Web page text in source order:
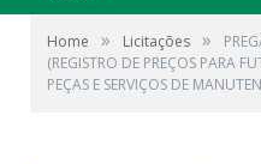
Home » Licitações »
(REGISTRO DE PREÇOS PARA
PEÇAS E SERVIÇOS DE